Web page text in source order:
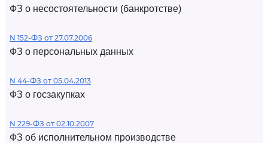
ФЗ о несостоятельности (банкротстве)
N 152-ФЗ от 27.07.2006
ФЗ о персональных данных
N 44-ФЗ от 05.04.2013
ФЗ о госзакупках
N 229-ФЗ от 02.10.2007
ФЗ об исполнительном производстве